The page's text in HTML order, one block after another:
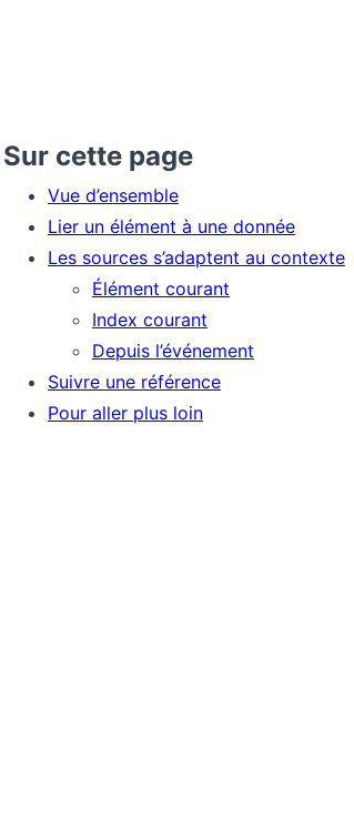
Sur cette page
Vue d’ensemble
Lier un élément à une donnée
Les sources s’adaptent au contexte
Élément courant
Index courant
Depuis l’événement
Suivre une référence
Pour aller plus loin